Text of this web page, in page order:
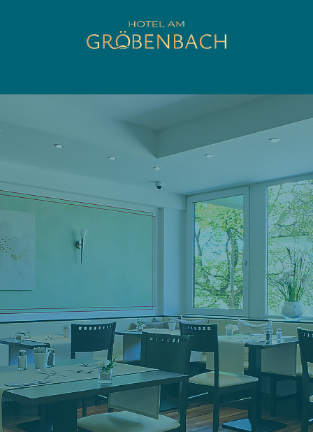
Hotel am
Gröbenbach
in Gröbenzell
RUHIG ÜBERNACHTEN
NAHE MÜNCHEN
3-Sterne-Hotel im Ortszentrum von
Gröbenzell im Landkreis Fürstenfeldbruck
– mit direkter Verbindung nach München
und entspannter Atmosphäre fernab der